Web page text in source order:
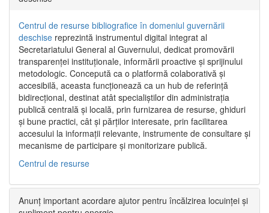
Centrul de resurse bibliografice în domeniul guvernării
deschise reprezintă instrumentul digital integrat al
Secretariatului General al Guvernului, dedicat promovării
transparenței instituționale, informării proactive și sprijinului
metodologic. Concepută ca o platformă colaborativă și
accesibilă, aceasta funcționează ca un hub de referință
bidirecțional, destinat atât specialiștilor din administrația
publică centrală și locală, prin furnizarea de resurse, ghiduri
și bune practici, cât și părților interesate, prin facilitarea
accesului la informații relevante, instrumente de consultare și
mecanisme de participare și monitorizare publică.
Centrul de resurse
Anunț important acordare ajutor pentru încălzirea locuinței și